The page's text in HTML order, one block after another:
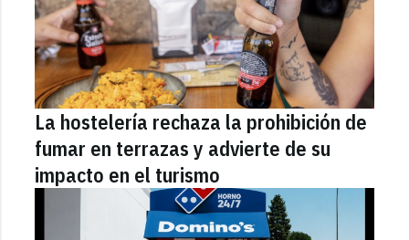
La hostelería rechaza la prohibición de
fumar en terrazas y advierte de su
impacto en el turismo